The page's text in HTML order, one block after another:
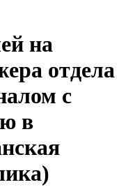
на
отдела
с
в